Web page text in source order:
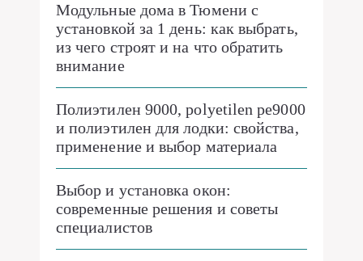
Модульные дома в Тюмени с
установкой за 1 день: как выбрать,
из чего строят и на что обратить
внимание
Полиэтилен 9000, polyetilen pe9000
и полиэтилен для лодки: свойства,
применение и выбор материала
Выбор и установка окон:
современные решения и советы
специалистов